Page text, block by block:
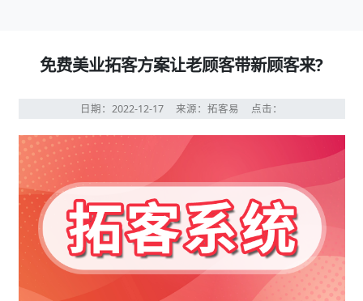
免费美业拓客方案让老顾客带新顾客来?
日期：2022-12-17 来源：拓客易 点击：